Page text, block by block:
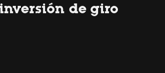
de giro